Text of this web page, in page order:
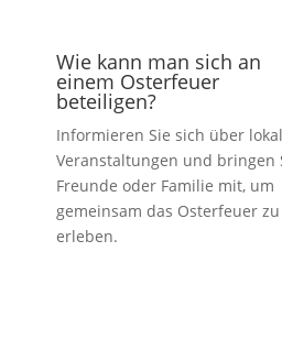
Wie kann man sich an
einem Osterfeuer
beteiligen?
Informieren Sie sich über
Veranstaltungen und bringen
Freunde oder Familie mit, um
gemeinsam das Osterfeuer zu
erleben.